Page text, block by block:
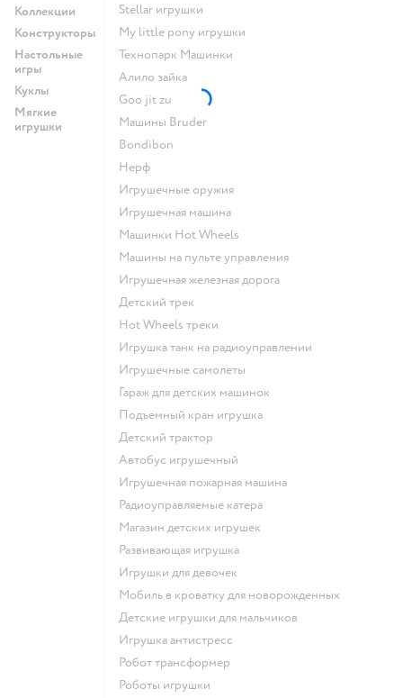
Коллекции
Конструкторы
Настольные
игры
Куклы
Мягкие
игрушки
Stellar игрушки
my little pony игрушки
Технопарк Машинки
Алило зайка
Goo jit zu
Машины Bruder
Bondibon
Нерф
Игрушечные оружия
Игрушечная машина
Машинки Hot Wheels
Машины на пульте управления
Игрушечная железная дорога
Детский трек
Hot Wheels треки
Игрушка танк на радиоуправлении
Игрушечные самолеты
Гараж для детских машинок
Подъемный кран игрушка
Детский трактор
Автобус игрушечный
Игрушечная пожарная машина
Радиоуправляемые катера
Магазин детских игрушек
Развивающая игрушка
Игрушки для девочек
Мобиль в кроватку для новорожденных
Детские игрушки для мальчиков
Игрушка антистресс
Робот трансформер
Роботы игрушки